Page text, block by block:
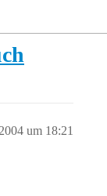
um 18:21